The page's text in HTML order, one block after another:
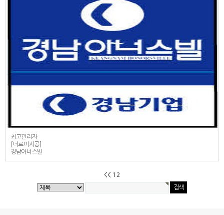
최고관리자
[너르미시공]
경남아너스빌
<< 1 2